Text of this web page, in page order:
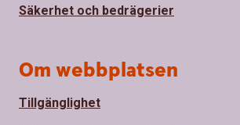
Säkerhet och bedrägerier
Om webbplatsen
Tillgänglighet